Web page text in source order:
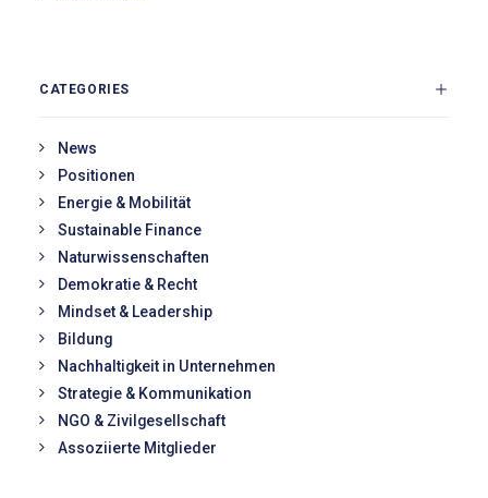
CATEGORIES
News
Positionen
Energie & Mobilität
Sustainable Finance
Naturwissenschaften
Demokratie & Recht
Mindset & Leadership
Bildung
Nachhaltigkeit in Unternehmen
Strategie & Kommunikation
NGO & Zivilgesellschaft
Assoziierte Mitglieder